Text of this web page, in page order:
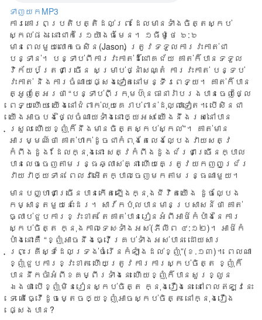
ទាញយកMP3
ការគោរពប្រតិបត្តិដល់ព្រះ ដែលមានទាំងចិត្តស្កប់
ស្កល់ផង នោះជាកំរៃ១យ៉ាងធំមែន។ ១ធីម៉ូថេ ៦:៦
មាន​ពេល​មួយ​លោក​ចេសិន(Jason) ត្រូវ​ទទួល​ការ​វះ​កាត់​ជា​
បន្ទាន់។ បន្ទាប់​ពី​ការ​វះ​កាត់​ដ៏​ជោគ​ជ័យ គាត់​ក៏​បានទទួល​
វិក័យ​ប័ត្រ​ជា​ច្រើន សម្រាប់​ថ្នាំ​សណ្តំ ការ​វះ​កាត់ បន្ទប់​
វះកា​ត់ និង​ការ​ចំណាយ​ផ្សេង​ទៀត​នៅ​មន្ទីរ​ពេទ្យ។ គាត់​ក៏​បាន​
ត្អូញ​ត្អែរ​ថា “បន្ទាប់​ពី​ក្រុម​ហ៊ុន​ធានា​រ៉ាប​រង​បាន​ចេញ​ថ្លៃ​
ពេទ្យ​ហើយ យើង​នៅ​ជំពាក់​លុយ​គេ​រាប់​ពាន់​ដុល្លា​ទៀត។ បើ​សិន​ជា​
យើង​អាច​បង់​ថ្លៃ​ចំណាយ​ទាំង​នោះ​ឲ្យ​អស់ យើង​នឹង​​រស់​នៅបាន​
ស្រួល ហើយ​ខ្ញុំ​ក៏​នឹង​មានចិត្ត​ស្កប់​ស្កល់”។ គាត់​មាន​
អារម្មណ៍​ថា គាត់​ហាក់​ដូច​ជា​កំពុង​តែ​លេង​ល្បែង​វាយ​សត្វ​
កំពីង​ដូង” ដែល​ក្នុង​នោះ សត្វកំពីង​ដូង​ជ័រ​ជា​ច្រើន​ក្បាល
បាន​លេច​ចេញ​តាម​រន្ធ​ឆ្លាស់​គ្នា ហើយ​គេ​ត្រូវ​យក​ញញួរ​ជ័រ​
វាយ​វា​ឲ្យ​ទាន់ ពេល​វា​អើត​ក្បាល​ចេញ​មក​តាម​រន្ធ​ណា​មួយ។
មាន​បញ្ហា​ជា​ច្រើន​បាន​កើត​ឡើង​ក្នុង​ជីវិត​យើង ដូច​ល្បែង​
កម្សាន្ត​មួយ​នេះ​ដែរ។ សាវ័ក​ប៉ុល​បាន​មាន​ប្រសាសន៍​ថា គាត់​
ធ្លាប់​ជួប​ការ​ខ្វះ​ខាត តែ​គាត់​បាន​រៀន​អំពី​អាថ៌​កំបាំង​នៃ​ការ​
ស្កប់​ចិត្ត ក្នុង​កាលៈ​ទេសៈ​ទាំង​អស់​(ភីលីព ៤:១២)។ អាថ៌​កំ
បាំង​នោះ​គឺ “ខ្ញុំ​អាច​នឹង​ធ្វើ​គ្រប់​ទាំង​អស់​បាន ដោយសារ​
ព្រះគ្រីស្ទ​ដែល​ទ្រង់​ចំរើន​កំឡាំង​ដល់​ខ្ញុំ”(ខ.១៣)។ ពេល​ណា​
ខ្ញុំ​ជួប​ការ​ខ្វះ​ខាត ហើយ​ត្រូវ​ការ​ការ​ស្កប់​ចិត្ត ខ្ញុំ​ក៏​
បាន​នឹក​ចាំ​អំពី​ខ​គម្ពីរ​ទាំង​នេះ ហើយ​ខ្ញុំ​ក៏​បាន​សួរ​ខ្លួន​
ឯងថា បើ​ខ្ញុំ​មិន​រៀន​ស្កប់​ចិត្ត ក្នុង​រឿង​នេះ នៅ​ពេល​ឥឡូវ​នេះ​
ទេ តើ​ធ្វើ​ដូច​ម្តេច​ឲ្យ​ខ្ញុំ​អាច​ស្កប់​ចិត្ត នៅ​ក្នុង​រឿង​
ផ្សេង​បាន?